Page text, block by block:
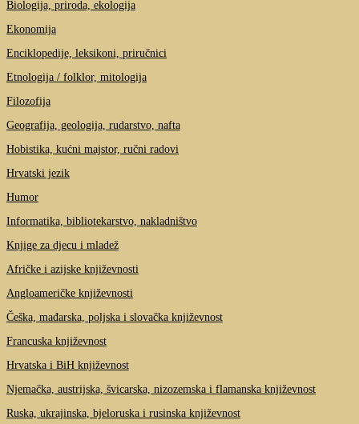
Biologija, priroda, ekologija
Ekonomija
Enciklopedije, leksikoni, priručnici
Etnologija / folklor, mitologija
Filozofija
Geografija, geologija, rudarstvo, nafta
Hobistika, kućni majstor, ručni radovi
Hrvatski jezik
Humor
Informatika, bibliotekarstvo, nakladništvo
Knjige za djecu i mladež
Afričke i azijske književnosti
Angloameričke književnosti
Češka, mađarska, poljska i slovačka književnost
Francuska književnost
Hrvatska i BiH književnost
Njemačka, austrijska, švicarska, nizozemska i flamanska književnost
Ruska, ukrajinska, bjeloruska i rusinska književnost